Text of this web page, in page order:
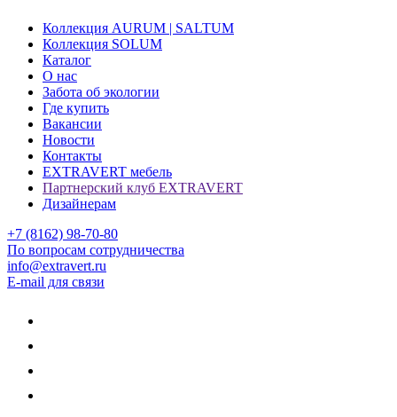
Коллекция AURUM | SALTUM
Коллекция SOLUM
Каталог
О нас
Забота об экологии
Где купить
Вакансии
Новости
Контакты
EXTRAVERT мебель
Партнерский клуб EXTRAVERT
Дизайнерам
+7 (8162) 98-70-80
По вопросам сотрудничества
info@extravert.ru
E-mail для связи